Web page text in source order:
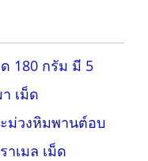
180 กรัม มี 5
เม็ด
ม่วงหิมพานต์อบ
เมล เม็ด